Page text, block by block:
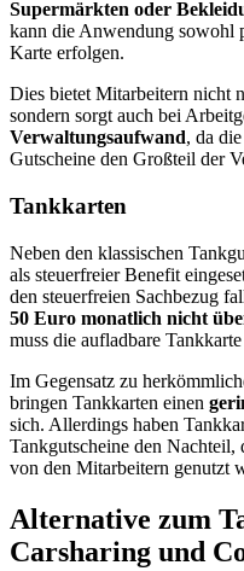
Supermärkten oder
kann die Anwendung sowohl
Karte erfolgen.
Dies bietet Mitarbeitern nicht
sondern sorgt auch bei
Verwaltungsaufwand, da
Gutscheine den Großteil der
Tankkarten
Neben den klassischen
als steuerfreier Benefit
den steuerfreien Sachbezug
50 Euro monatlich nicht
muss die aufladbare
Im Gegensatz zu
bringen Tankkarten einen
sich. Allerdings haben
Tankgutscheine den Nachteil,
von den Mitarbeitern genutzt
Alternative zum
Carsharing und